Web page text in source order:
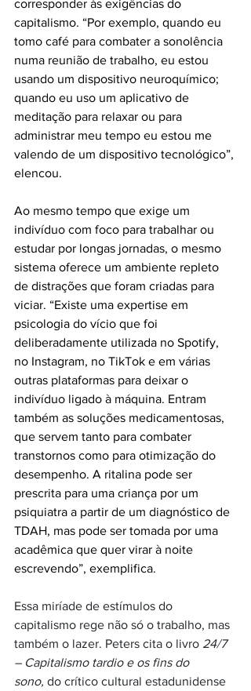
corresponder às exigências do
capitalismo. “Por exemplo, quando eu
tomo café para combater a sonolência
numa reunião de trabalho, eu estou
usando um dispositivo neuroquímico;
quando eu uso um aplicativo de
meditação para relaxar ou para
administrar meu tempo eu estou me
valendo de um dispositivo tecnológico”,
elencou.
Ao mesmo tempo que exige um
indivíduo com foco para trabalhar ou
estudar por longas jornadas, o mesmo
sistema oferece um ambiente repleto
de distrações que foram criadas para
viciar. “Existe uma expertise em
psicologia do vício que foi
deliberadamente utilizada no Spotify,
no Instagram, no TikTok e em várias
outras plataformas para deixar o
indivíduo ligado à máquina. Entram
também as soluções medicamentosas,
que servem tanto para combater
transtornos como para otimização do
desempenho. A ritalina pode ser
prescrita para uma criança por um
psiquiatra a partir de um diagnóstico de
TDAH, mas pode ser tomada por uma
acadêmica que quer virar à noite
escrevendo”, exemplifica.
Essa miríade de estímulos do
capitalismo rege não só o trabalho, mas
também o lazer. Peters cita o livro 24/7
– Capitalismo tardio e os fins do
sono, do crítico cultural estadunidense